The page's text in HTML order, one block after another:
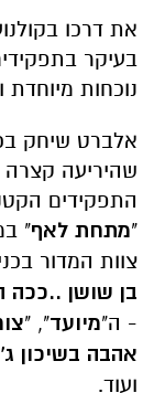
בעיקר
נוכחות
אלברט שיחק
שהיריעה קצרה
התפקידים
"מתחת לאף"
צוות המדור
בן שושן ..ככה
- ה"מיועד", "
אהבה בשיכון ג'
ועוד.